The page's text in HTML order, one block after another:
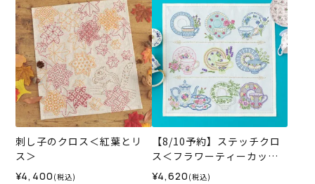
刺し子のクロス＜紅葉とリ
ス＞
¥4,400 (税込)
【8/10予約】ステッチクロ
ス＜フラワーティーカップ
＞
¥4,620 (税込)